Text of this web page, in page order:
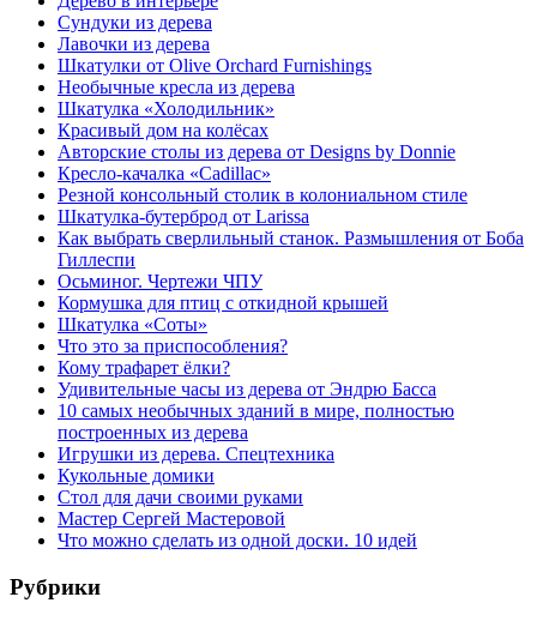
Сундуки из дерева
Лавочки из дерева
Шкатулки от Olive Orchard Furnishings
Необычные кресла из дерева
Шкатулка «Холодильник»
Красивый дом на колёсах
Авторские столы из дерева от Designs by Donnie
Кресло-качалка «Cadillac»
Резной консольный столик в колониальном стиле
Шкатулка-бутерброд от Larissa
Как выбрать сверлильный станок. Размышления от Боба
Гиллеспи
Осьминог. Чертежи ЧПУ
Кормушка для птиц с откидной крышей
Шкатулка «Соты»
Что это за приспособления?
Кому трафарет ёлки?
Удивительные часы из дерева от Эндрю Басса
10 самых необычных зданий в мире, полностью
построенных из дерева
Игрушки из дерева. Спецтехника
Кукольные домики
Стол для дачи своими руками
Мастер Сергей Мастеровой
Что можно сделать из одной доски. 10 идей
Рубрики